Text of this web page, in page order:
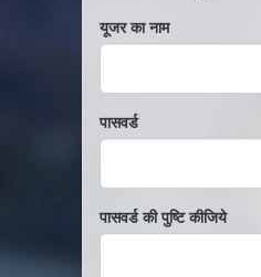
यूजर का नाम
पासवर्ड
पासवर्ड की पुष्टि कीजिये